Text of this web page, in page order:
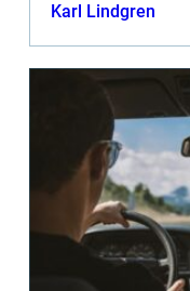
Karl Lindgren